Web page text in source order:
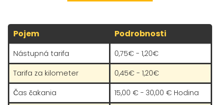
Pojem Podrobnosti
Nástupná tarifa
0,75€ - 1,20€
Tarifa za kilometer
0,45€ - 1,20€
Čas čakania
15,00 € - 30,00 € Hodina